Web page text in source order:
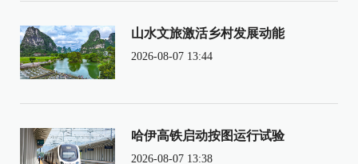
山水文旅激活乡村发展动能
2026-08-07 13:44
哈伊高铁启动按图运行试验
2026-08-07 13:38